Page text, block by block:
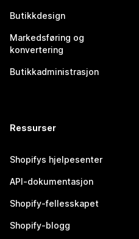
Butikkdesign
Markedsføring og
konvertering
Butikkadministrasjon
Ressurser
Shopifys hjelpesenter
API-dokumentasjon
Shopify-fellesskapet
Shopify-blogg